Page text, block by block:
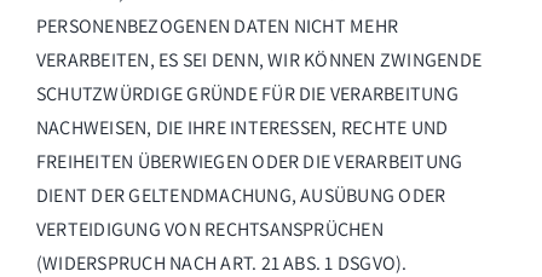
PERSONENBEZOGENEN DATEN NICHT MEHR
VERARBEITEN, ES SEI DENN, WIR KÖNNEN ZWINGENDE
SCHUTZWÜRDIGE GRÜNDE FÜR DIE VERARBEITUNG
NACHWEISEN, DIE IHRE INTERESSEN, RECHTE UND
FREIHEITEN ÜBERWIEGEN ODER DIE VERARBEITUNG
DIENT DER GELTENDMACHUNG, AUSÜBUNG ODER
VERTEIDIGUNG VON RECHTSANSPRÜCHEN
(WIDERSPRUCH NACH ART. 21 ABS. 1 DSGVO).